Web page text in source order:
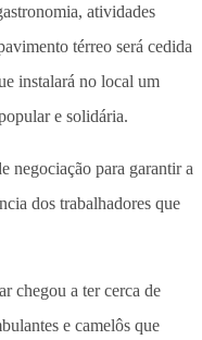
atividades
térreo será cedida
instalará no local um
e solidária.
negociação para garantir a
dos trabalhadores que
chegou a ter cerca de
e camelôs que